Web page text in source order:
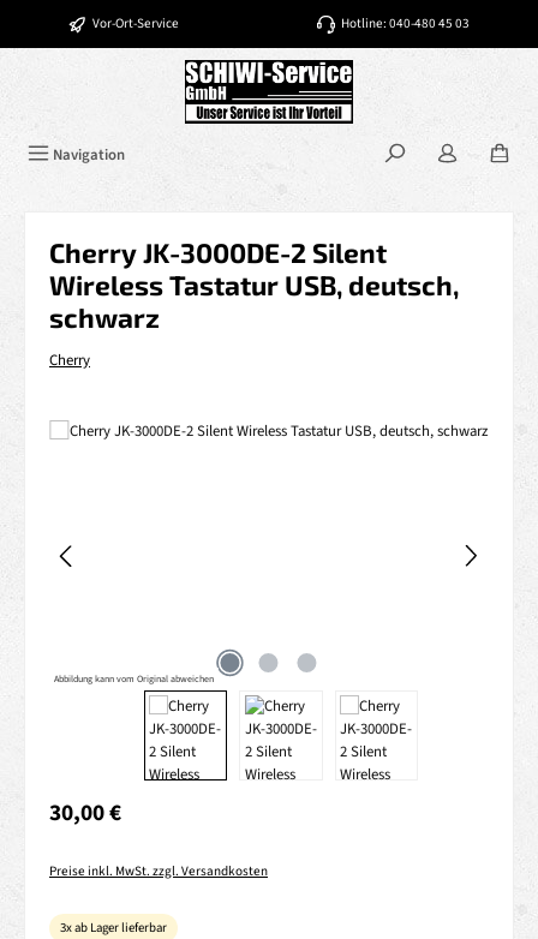
Zum Hauptinhalt springen
Vor-Ort-Service Hotline: 040-480 45 03
Navigation
Cherry JK-3000DE-2 Silent
Wireless Tastatur USB, deutsch,
schwarz
Cherry
Bildergalerie überspringen
Abbildung kann vom Original abweichen
Regulärer Preis:
30,00 €
Preise inkl. MwSt. zzgl. Versandkosten
3x ab Lager lieferbar